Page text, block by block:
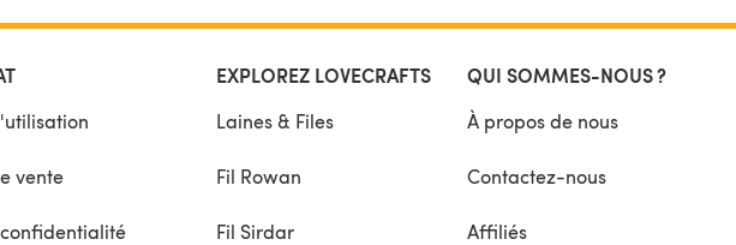
vente
EXPLOREZ LOVECRAFTS
Laines & Files
Fil Rowan
Fil Sirdar
QUI SOMMES-NOUS ?
À propos de nous
Contactez-nous
Affiliés